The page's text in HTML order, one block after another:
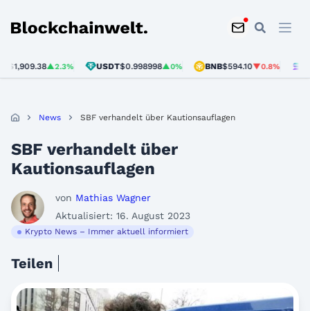
Blockchainwelt
▲2.3% USDT$0.998998▲0% BNB$594.10▼0.8% SOL
News SBF verhandelt über Kautionsauflagen
SBF verhandelt über
Kautionsauflagen
von Mathias Wagner
Aktualisiert: 16. August 2023
Krypto News – Immer aktuell informiert
Teilen